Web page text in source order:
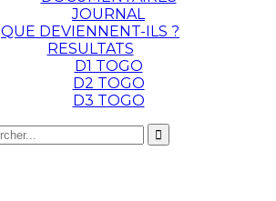
JOURNAL
QUE DEVIENNENT-ILS ?
RESULTATS
D1 TOGO
D2 TOGO
D3 TOGO